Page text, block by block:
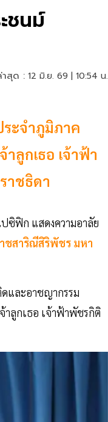
ชนม์
สุด : 12 มิ.ย. 69 | 10:54 น.
ะจำภูมิภาค
ลูกเธอ เจ้าฟ้า
าชธิดา
ซิฟิก แสดงความอาลัย
ชสาริณีสิริพัชร มหา
ดและอาชญากรรม
าลูกเธอ เจ้าฟ้าพัชรกิติ